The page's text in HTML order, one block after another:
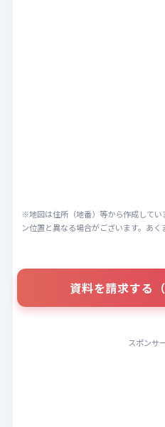
※地図は住所（地番）等から作成してい
ン位置と異なる場合がございます。あく
資料を請求する
スポンサ